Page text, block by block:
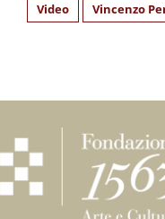
Video
Vincenzo